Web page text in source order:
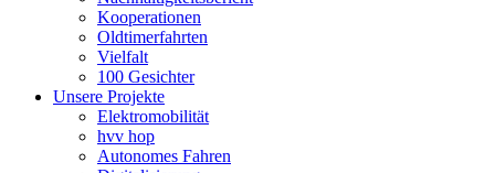
Kooperationen
Oldtimerfahrten
Vielfalt
100 Gesichter
Unsere Projekte
Elektromobilität
hvv hop
Autonomes Fahren